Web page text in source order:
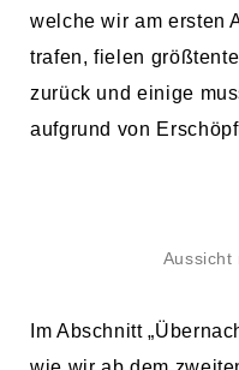
welche wir am ersten
trafen, fielen
zurück und einige
aufgrund von
Aussicht
Im Abschnitt